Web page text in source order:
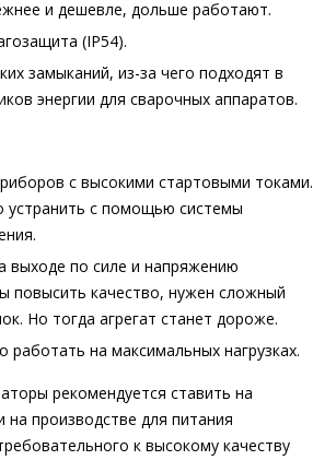
и дешевле, дольше работают.
(IP54).
замыканий, из-за чего подходят в
энергии для сварочных аппаратов.
с высокими стартовыми токами.
с помощью системы
выходе по силе и напряжению
повысить качество, нужен сложный
Но тогда агрегат станет дороже.
работать на максимальных нагрузках.
рекомендуется ставить на
на производстве для питания
к высокому качеству